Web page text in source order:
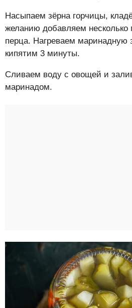
Насыпаем зёрна горчицы,
желанию добавляем несколько
перца. Нагреваем маринадную
кипятим 3 минуты.
Сливаем воду с овощей и
маринадом.